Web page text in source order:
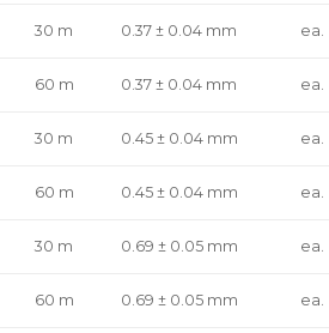
30 m 0.37 ± 0.04 mm ea.
60 m 0.37 ± 0.04 mm ea.
30 m 0.45 ± 0.04 mm ea.
60 m 0.45 ± 0.04 mm ea.
30 m 0.69 ± 0.05 mm ea.
60 m 0.69 ± 0.05 mm ea.